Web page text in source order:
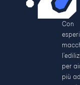
Con
per
più